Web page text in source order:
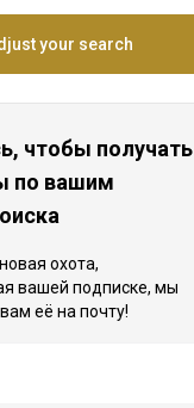
your search
чтобы получать
по вашим
охота,
вашей подписке, мы
её на почту!